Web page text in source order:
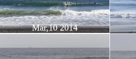
Mar,10 2014